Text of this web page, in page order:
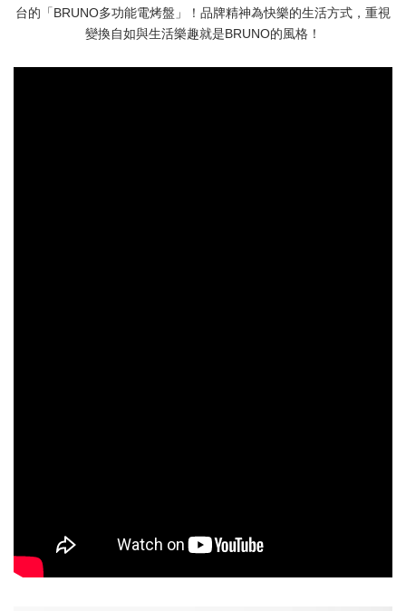
台的「BRUNO多功能電烤盤」！品牌精神為快樂的生活方式，重視
變換自如與生活樂趣就是BRUNO的風格！